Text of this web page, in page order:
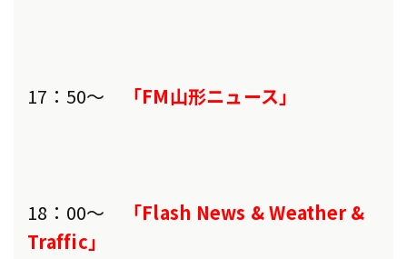
17：50～ 「FM山形ニュース」
18：00～
「Flash News & Weather &
Traffic」